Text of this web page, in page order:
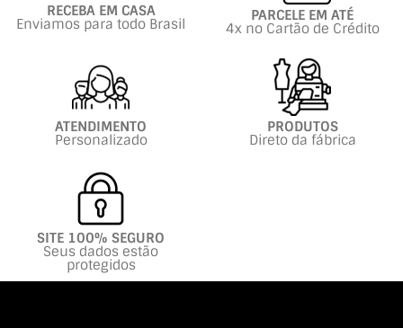
RECEBA EM CASA
Enviamos para todo Brasil PARCELE EM ATÉ
4x no Cartão de Crédito
ATENDIMENTO
Personalizado
PRODUTOS
Direto da fábrica
SITE 100% SEGURO
Seus dados estão
protegidos